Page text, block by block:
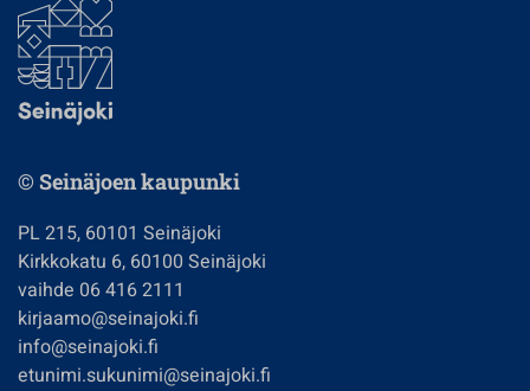
© Seinäjoen kaupunki
PL 215, 60101 Seinäjoki
Kirkkokatu 6, 60100 Seinäjoki
vaihde 06 416 2111
kirjaamo@seinajoki.fi
info@seinajoki.fi
etunimi.sukunimi@seinajoki.fi